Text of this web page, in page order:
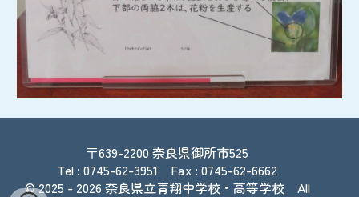
〒639-2200奈良県御所市525
Tel : 0745-62-3951 Fax : 0745-62-6662
© 2025 - 2026 奈良県立青翔中学校・高等学校 All